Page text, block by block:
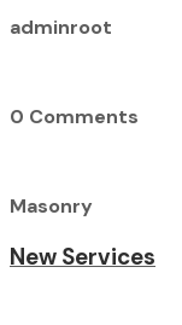
adminroot
0 Comments
Masonry
New Services